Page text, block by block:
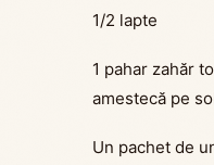
1/2 lapte
1 pahar zahăr
amestecă pe
Un pachet de